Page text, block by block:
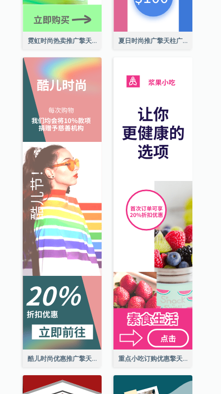
霓虹时尚热卖推广擎天柱广告 夏日时尚推广擎天柱广告
酷儿时尚优惠推广擎天柱广告 重点小吃订购优惠擎天柱广告